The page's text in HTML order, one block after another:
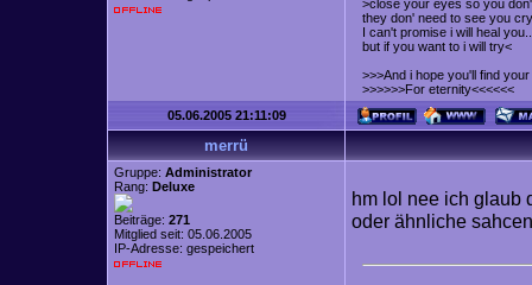
>close your eyes so you
they don' need to see you
I can't promise i will heal you..
but if you want to i will try<
>>>And i hope you'll find
>>>>>>For eternity<<<<<<
05.06.2005 21:11:09
merrü
Gruppe: Administrator
Rang: Deluxe
Beiträge: 271
Mitglied seit: 05.06.2005
IP-Adresse: gespeichert
hm lol nee ich glaub
oder ähnliche